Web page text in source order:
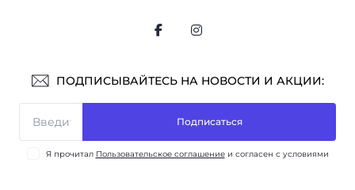
ПОДПИСЫВАЙТЕСЬ НА НОВОСТИ И АКЦИИ:
Подписаться
Я прочитал Пользовательское соглашениеи согласен с условиями